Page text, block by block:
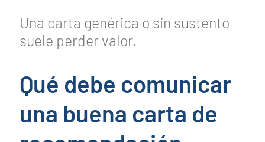
Una carta genérica o sin sustento
suele perder valor.
Qué debe comunicar
una buena carta de